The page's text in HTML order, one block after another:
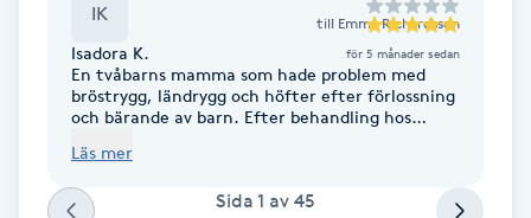
Extensions borttagning
Eyeliner-tatuering
IK till Emma Richardsson
Isadora K. för 5 månader sedan
En tvåbarns mamma som hade problem med
bröstrygg, ländrygg och höfter efter förlossning
och bärande av barn. Efter behandling hos
kroppen, smärtan är borta och andningen
Läs mer
Sida 1 av 45